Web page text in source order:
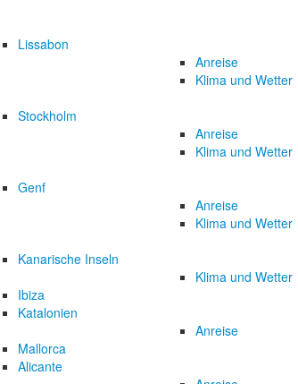
Lissabon
Anreise
Klima und Wetter
Stockholm
Anreise
Klima und Wetter
Genf
Anreise
Klima und Wetter
Kanarische Inseln
Klima und Wetter
Ibiza
Katalonien
Anreise
Mallorca
Alicante